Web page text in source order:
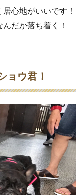
心地がいいです！
だか落ち着く！
ョウ君！